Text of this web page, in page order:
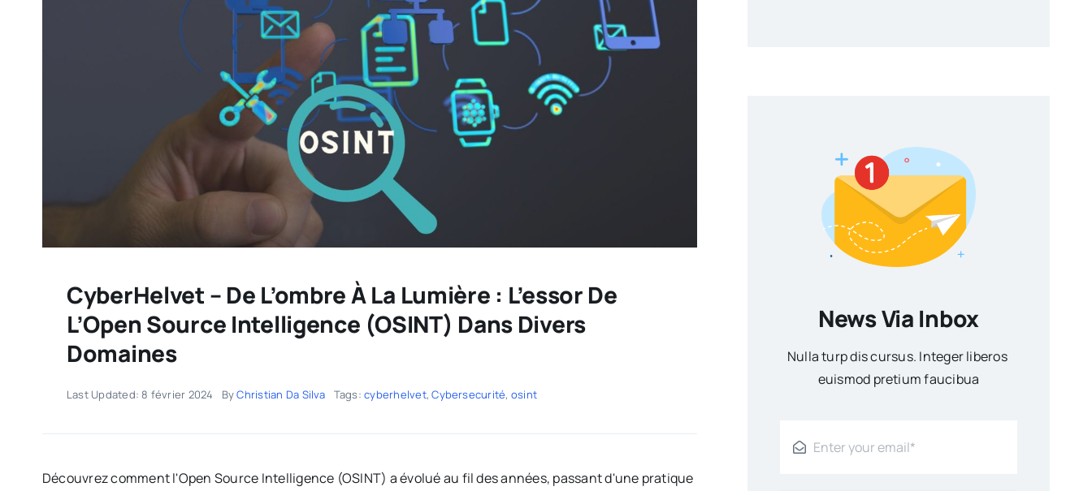
CyberHelvet – De L’ombre À La Lumière : L’essor De
L’Open Source Intelligence (OSINT) Dans Divers
Domaines
Last Updated: 8 février 2024 ByChristian Da Silva Tags:cyberhelvet,Cybersecurité, osint
Découvrez comment l'Open Source Intelligence (OSINT) a évolué au fil des années, passant d'une pratique
News Via Inbox
Nulla turp dis cursus. Integer liberos
euismod pretium faucibua